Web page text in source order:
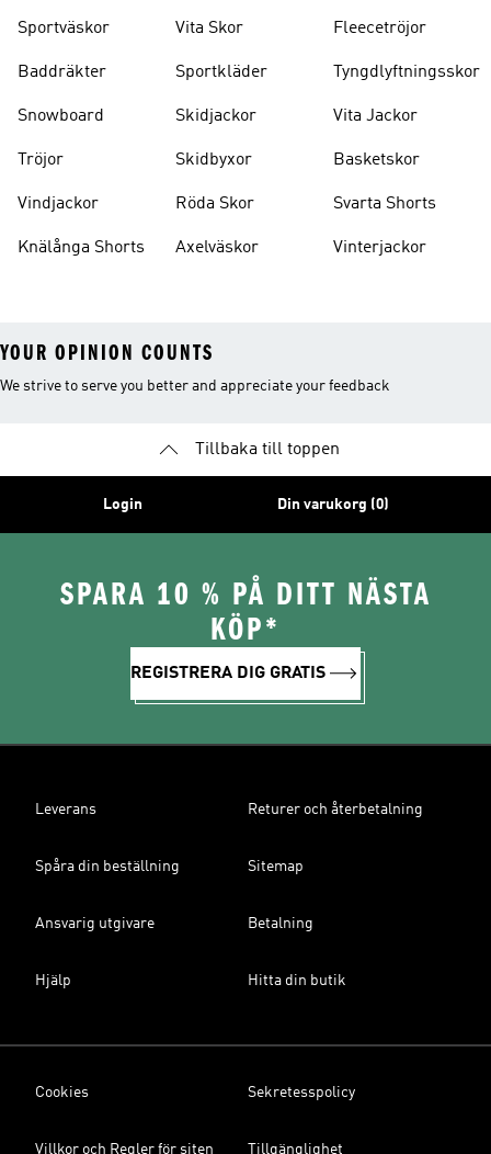
Sportväskor
Baddräkter
Snowboard
Tröjor
Vindjackor
Knälånga Shorts
Vita Skor
Sportkläder
Skidjackor
Skidbyxor
Röda Skor
Axelväskor
Fleecetröjor
Tyngdlyftningsskor
Vita Jackor
Basketskor
Svarta Shorts
Vinterjackor
YOUR OPINION COUNTS
We strive to serve you better and appreciate your feedback
Tillbaka till toppen
Login Din varukorg (0)
SPARA 10 % PÅ DITT NÄSTA
KÖP*
REGISTRERA DIG GRATIS
Leverans Returer och återbetalning
Spåra din beställning Sitemap
Ansvarig utgivare Betalning
Hjälp Hitta din butik
Cookies Sekretesspolicy
Villkor och Regler för siten Tillgänglighet